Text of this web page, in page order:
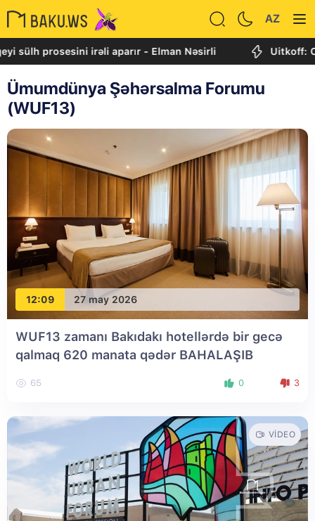
AZ
irəli aparır - Elman Nəsirli Uitkoff: Cənubi
Ümumdünya Şəhərsalma Forumu
(WUF13)
12:09 27 may 2026
WUF13 zamanı Bakıdakı hotellərdə bir gecə
qalmaq 620 manata qədər BAHALAŞIB
65 0 3
VIDEO